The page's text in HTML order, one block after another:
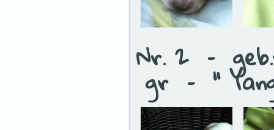
Nr. 2 –
gr – “